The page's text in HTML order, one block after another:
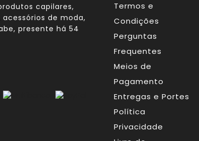
capilares,
de moda,
, presente há 54
Termos e
Condições
Perguntas
Frequentes
Meios de
Pagamento
Entregas e Portes
Política
Privacidade